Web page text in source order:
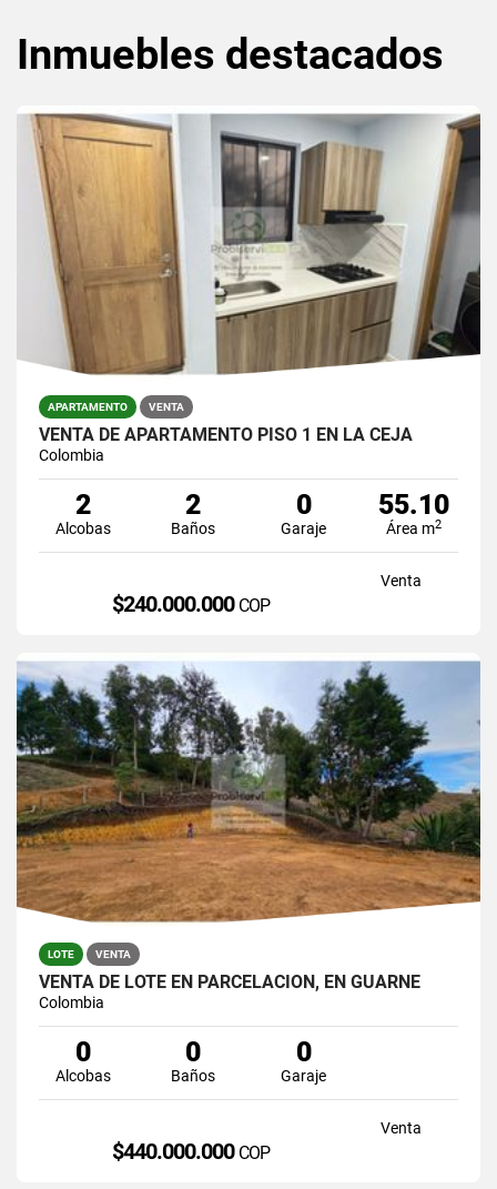
Inmuebles destacados
APARTAMENTO VENTA
VENTA DE APARTAMENTO PISO 1 EN LA CEJA
Colombia
2
Alcobas
2
Baños
0
Garaje
55.10
Área m2
Venta
$240.000.000 COP
LOTE VENTA
VENTA DE LOTE EN PARCELACION, EN GUARNE
Colombia
0
Alcobas
0
Baños
0
Garaje
Venta
$440.000.000 COP